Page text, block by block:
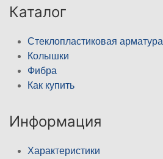
Каталог
Стеклопластиковая арматура
Колышки
Фибра
Как купить
Информация
Характеристики